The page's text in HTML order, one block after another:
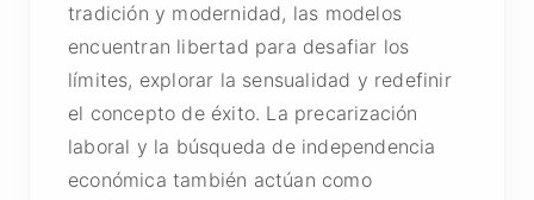
tradición y modernidad, las modelos
encuentran libertad para desafiar los
límites, explorar la sensualidad y redefinir
el concepto de éxito. La precarización
laboral y la búsqueda de independencia
económica también actúan como